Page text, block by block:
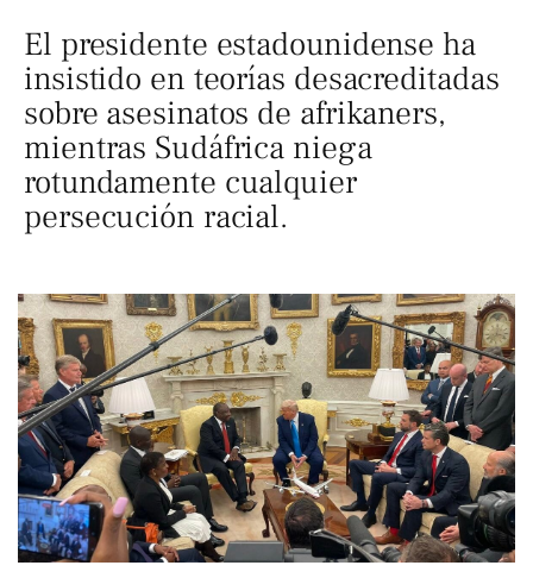
El presidente estadounidense ha
insistido en teorías desacreditadas
sobre asesinatos de afrikaners,
mientras Sudáfrica niega
rotundamente cualquier
persecución racial.